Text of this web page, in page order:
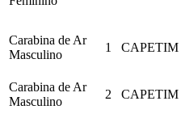
Carabina de Ar
Masculino
1 CAPETIM
Carabina de Ar
Masculino
2 CAPETIM